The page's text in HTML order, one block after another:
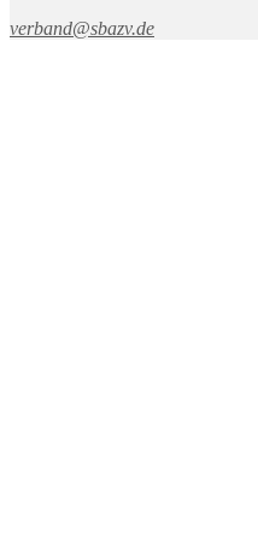
verband@sbazv.de